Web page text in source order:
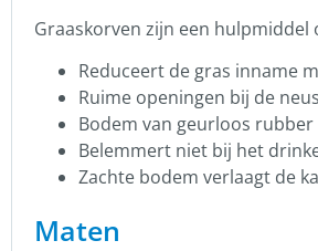
Graaskorven zijn een
Reduceert de gras inname
Ruime openingen bij de
Bodem van geurloos rubber
Belemmert niet bij het
Zachte bodem verlaagt de
Maten